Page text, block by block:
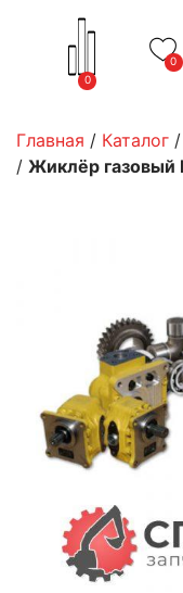
0
0
Главная / Каталог /
/ Жиклёр газовый